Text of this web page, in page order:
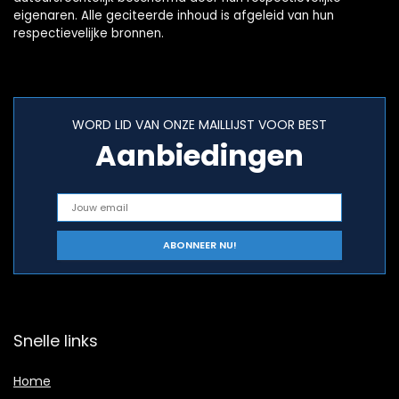
eigenaren. Alle geciteerde inhoud is afgeleid van hun
respectievelijke bronnen.
WORD LID VAN ONZE MAILLIJST VOOR BEST
Aanbiedingen
Snelle links
Home